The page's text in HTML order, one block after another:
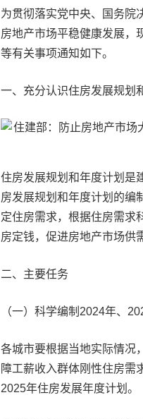
为贯彻落实党中央、国务院
房地产市场平稳健康发展，
等有关事项通知如下。
一、充分认识住房发展规划
住房发展规划和年度计划是
房发展规划和年度计划的编
定住房需求，根据住房需求
房定钱，促进房地产市场供
二、主要任务
（一）科学编制2024年、
各城市要根据当地实际情况
障工薪收入群体刚性住房需
2025年住房发展年度计划。